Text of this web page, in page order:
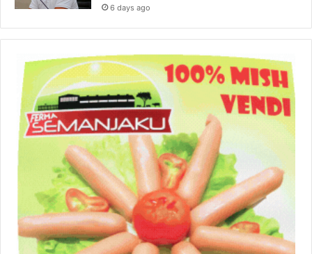
6 days ago